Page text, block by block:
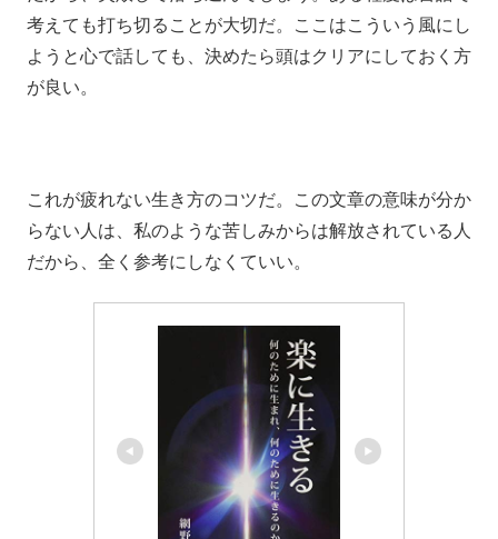
考えても打ち切ることが大切だ。ここはこういう風にし
ようと心で話しても、決めたら頭はクリアにしておく方
が良い。
これが疲れない生き方のコツだ。この文章の意味が分か
らない人は、私のような苦しみからは解放されている人
だから、全く参考にしなくていい。